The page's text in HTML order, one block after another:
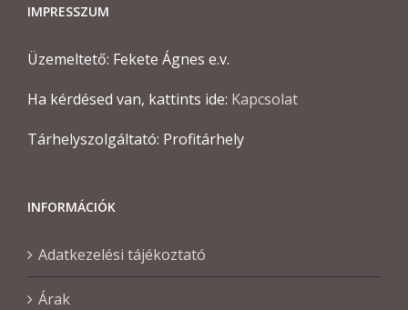
IMPRESSZUM
Üzemeltető: Fekete Ágnes e.v.
Ha kérdésed van, kattints ide: Kapcsolat
Tárhelyszolgáltató: Profitárhely
INFORMÁCIÓK
Adatkezelési tájékoztató
Árak